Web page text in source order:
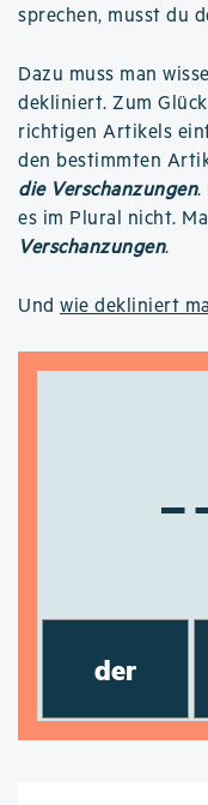
sprechen, musst du
Dazu muss man
dekliniert. Zum
richtigen Artikels
den bestimmten
die Verschanzungen.
es im Plural nicht.
Verschanzungen.
Und wie dekliniert
der